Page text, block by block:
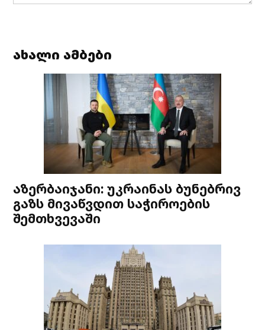
ახალი ამბები
აზერბაიჯანი: უკრაინას ბუნებრივ
გაზს მივაწვდით საჭიროების
შემთხვევაში